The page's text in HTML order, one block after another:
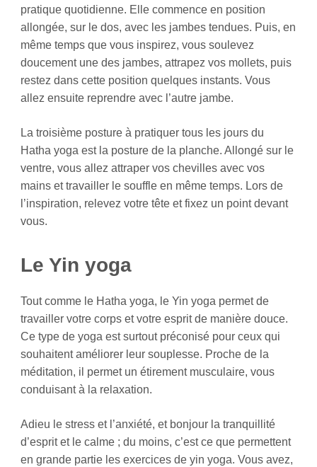
pratique quotidienne. Elle commence en position
allongée, sur le dos, avec les jambes tendues. Puis, en
même temps que vous inspirez, vous soulevez
doucement une des jambes, attrapez vos mollets, puis
restez dans cette position quelques instants. Vous
allez ensuite reprendre avec l’autre jambe.
La troisième posture à pratiquer tous les jours du
Hatha yoga est la posture de la planche. Allongé sur le
ventre, vous allez attraper vos chevilles avec vos
mains et travailler le souffle en même temps. Lors de
l’inspiration, relevez votre tête et fixez un point devant
vous.
Le Yin yoga
Tout comme le Hatha yoga, le Yin yoga permet de
travailler votre corps et votre esprit de manière douce.
Ce type de yoga est surtout préconisé pour ceux qui
souhaitent améliorer leur souplesse. Proche de la
méditation, il permet un étirement musculaire, vous
conduisant à la relaxation.
Adieu le stress et l’anxiété, et bonjour la tranquillité
d’esprit et le calme ; du moins, c’est ce que permettent
en grande partie les exercices de yin yoga. Vous avez,